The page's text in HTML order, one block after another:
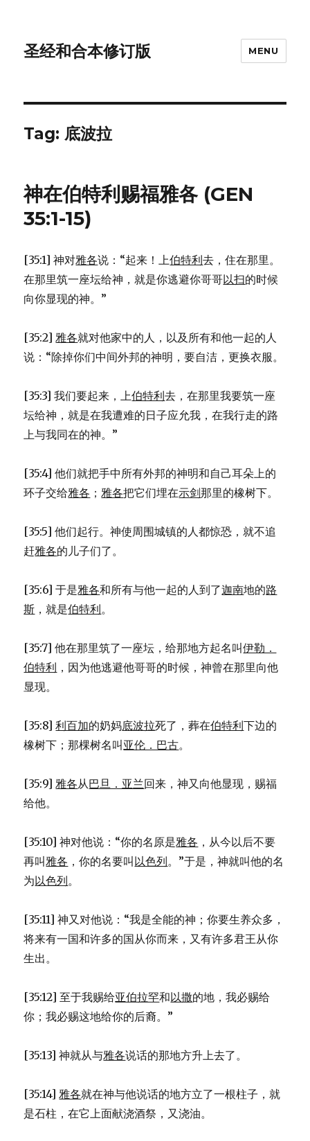
圣经和合本修订版 MENU
Tag: 底波拉
神在伯特利赐福雅各 (GEN
35:1-15)
[35:1] 神对雅各说：“起来！上伯特利去，住在那里。
在那里筑一座坛给神，就是你逃避你哥哥以扫的时候
向你显现的神。”
[35:2]雅各就对他家中的人，以及所有和他一起的人
说：“除掉你们中间外邦的神明，要自洁，更换衣服。
[35:3] 我们要起来，上伯特利去，在那里我要筑一座
坛给神，就是在我遭难的日子应允我，在我行走的路
上与我同在的神。”
[35:4] 他们就把手中所有外邦的神明和自己耳朵上的
环子交给雅各 ；雅各把它们埋在示剑那里的橡树下。
[35:5] 他们起行。神使周围城镇的人都惊恐，就不追
赶雅各的儿子们了。
[35:6] 于是雅各和所有与他一起的人到了迦南地的路
斯 ，就是伯特利。
[35:7] 他在那里筑了一座坛，给那地方起名叫伊勒．
伯特利 ，因为他逃避他哥哥的时候，神曾在那里向他
显现。
[35:8]利百加的奶妈底波拉死了，葬在伯特利下边的
橡树下；那棵树名叫 亚伦．巴古。
[35:9]雅各从巴旦．亚兰回来，神又向他显现，赐福
给他。
[35:10] 神对他说：“你的名原是雅各 ，从今以后不要
再叫雅各 ，你的名要叫 以色列。”于是，神就叫他的名
为以色列。
[35:11] 神又对他说：“我是全能的神；你要生养众多，
将来有一国和许多的国从你而来，又有许多君王从你
生出。
[35:12] 至于我赐给亚伯拉罕和以撒的地，我必赐给
你；我必赐这地给你的后裔。”
[35:13] 神就从与雅各说话的那地方升上去了。
[35:14]雅各就在神与他说话的地方立了一根柱子，就
是石柱，在它上面献浇酒祭，又浇油。